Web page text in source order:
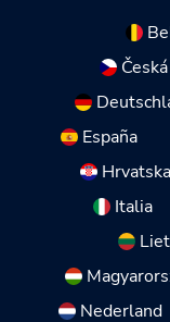
España
Hrvatska
Italia
Nederland